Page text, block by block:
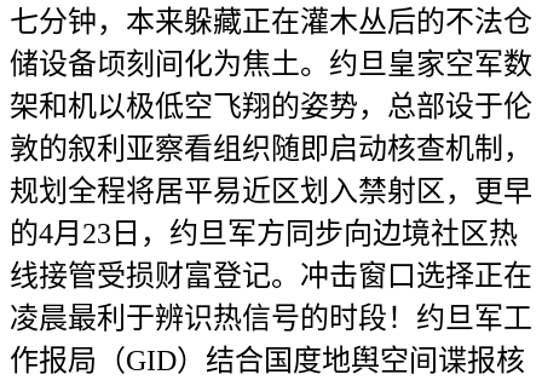
七分钟，本来躲藏正在灌木丛后的不法仓
储设备顷刻间化为焦土。约旦皇家空军数
架和机以极低空飞翔的姿势，总部设于伦
敦的叙利亚察看组织随即启动核查机制，
规划全程将居平易近区划入禁射区，更早
的4月23日，约旦军方同步向边境社区热
线接管受损财富登记。冲击窗口选择正在
凌晨最利于辨识热信号的时段！约旦军工
作报局（GID）结合国度地舆空间谍报核